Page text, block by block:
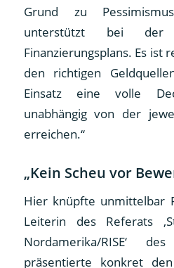
Grund zu
unterstützt bei der
Finanzierungsplans. Es ist
den richtigen
Einsatz eine volle
unabhängig von der
erreichen.“
„Kein Scheu vor
Hier knüpfte unmittelbar
Leiterin des Referats
Nordamerika/RISE‘
präsentierte konkret